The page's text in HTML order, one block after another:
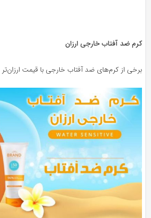
ضد آفتاب خارجی ارزان
از کرم‌های ضد آفتاب خارجی با قیمت ارزان‌تر